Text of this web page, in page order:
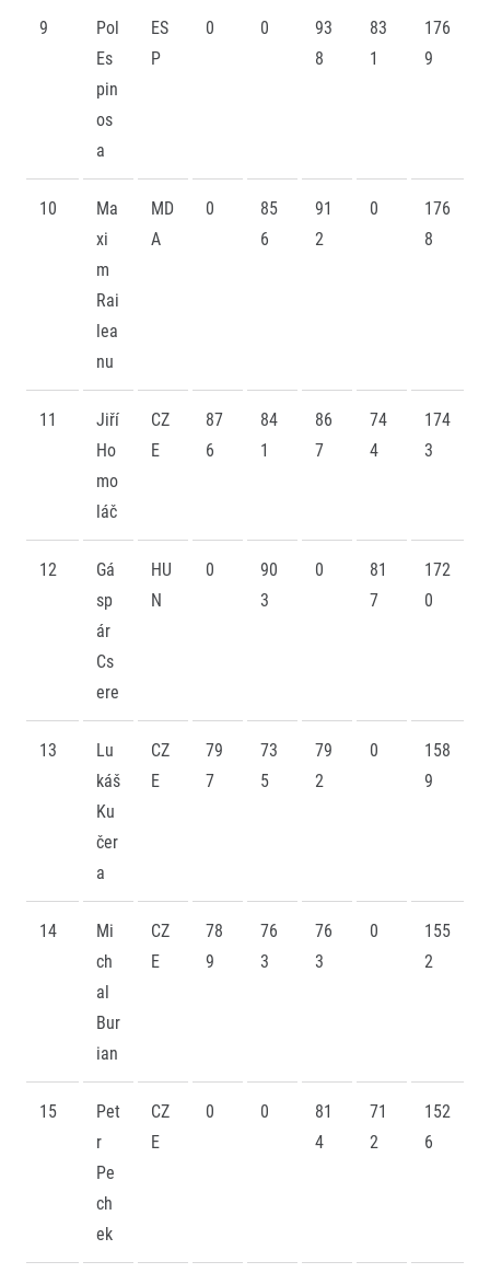
9
Pol
Es
pin
os
a
ES
P
0 0
93
8
83
1
176
9
10
Ma
xi
m
Rai
lea
nu
MD
A
0
85
6
91
2
0
176
8
11
Jiří
Ho
mo
láč
CZ
E
87
6
84
1
86
7
74
4
174
3
12
Gá
sp
ár
Cs
ere
HU
N
0
90
3
0
81
7
172
0
13
Lu
káš
Ku
čer
a
CZ
E
79
7
73
5
79
2
0
158
9
14
Mi
ch
al
Bur
ian
CZ
E
78
9
76
3
76
3
0
155
2
15
Pet
r
Pe
ch
ek
CZ
E
0 0
81
4
71
2
152
6